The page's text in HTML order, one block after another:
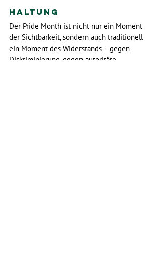
Haltung
Der Pride Month ist nicht nur ein Moment
der Sichtbarkeit, sondern auch traditionell
ein Moment des Widerstands – gegen
Diskriminierung, gegen autoritäre